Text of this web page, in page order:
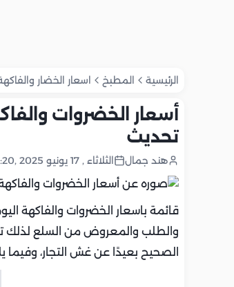
الرئيسية المطبخ اسعار الخضار
تحديث
هند جمال الثلاثاء , 17 يونيو 2025 ,10:20 ص
قائمة باسعار الخضروات والفاكهة اليوم الثلاثاء 17-6-2025
والطلب والمعروض من السلع لذلك
الصحيح بعيدًا عن غش التجار، وفيما